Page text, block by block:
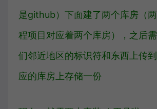
是github）下面建了两个库房（
程项目对应着两个库房），之后
们邻近地区的标识符和东西上传
应的库房上存储一份